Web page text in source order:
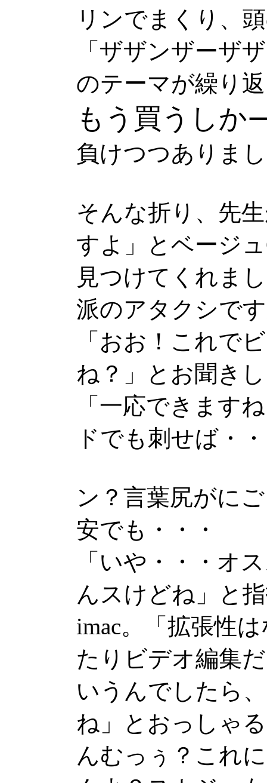
リンでまくり、
「ザザンザーザ
のテーマが繰り
もう買うしか
負けつつありま
そんな折り、先
すよ」とベージ
見つけてくれま
派のアタクシで
「おお！これで
ね？」とお聞き
「一応できます
ドでも刺せば・
ン？言葉尻がに
安でも・・・
「いや・・・オ
んスけどね」と
imac。「拡張性
たりビデオ編集
いうんでしたら
ね」とおっしゃ
んむっぅ？これ